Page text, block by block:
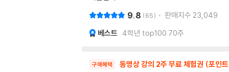
9.8 65 판매지수 23,049
베스트 4학년 top100 70주
구매혜택 동영상 강의 2주 무료 체험권 (포인